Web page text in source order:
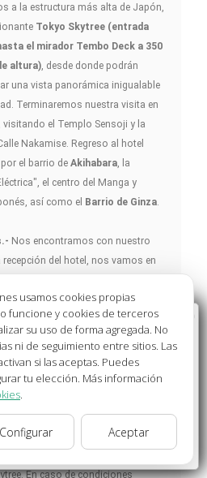
a la estructura más alta de Japón,
Tokyo Skytree (entrada
el mirador Tembo Deck a 350
altura) , desde donde podrán
una vista panorámica inigualable
Terminaremos nuestra visita en
, visitando el Templo Sensoji y la
Nakamise. Regreso al hotel
el barrio de Akihabara , la
el centro del Manga y
así como el Barrio de Ginza
Nos encontramos con nuestro
recepción del hotel, nos vamos en
A continuación, iremos dando un
el restaurante para descubrir
que cuenta con una animada vida
Cena incluida
en restaurante local.
hotel nuevamente en metro
por nuestro guía.
de la visita podrá verse
En caso de condiciones
Vacaciones, está usted
internacional de:
Vacations, your in the
site of:
España
cambiar/change
usamos cookies propias
funcione y cookies de terceros
su uso de forma agregada. No
ni de seguimiento entre sitios. Las
si las aceptas. Puedes
tu elección. Más información
.
Configurar Aceptar